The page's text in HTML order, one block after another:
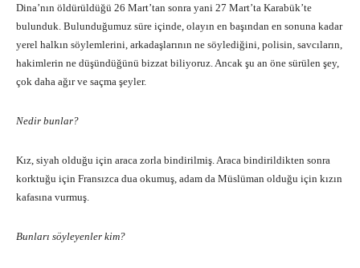
Dina’nın öldürüldüğü 26 Mart’tan sonra yani 27 Mart’ta Karabük’te
bulunduk. Bulunduğumuz süre içinde, olayın en başından en sonuna kadar
yerel halkın söylemlerini, arkadaşlarının ne söylediğini, polisin, savcıların,
hakimlerin ne düşündüğünü bizzat biliyoruz. Ancak şu an öne sürülen şey,
çok daha ağır ve saçma şeyler.
Nedir bunlar?
Kız, siyah olduğu için araca zorla bindirilmiş. Araca bindirildikten sonra
korktuğu için Fransızca dua okumuş, adam da Müslüman olduğu için kızın
kafasına vurmuş.
Bunları söyleyenler kim?